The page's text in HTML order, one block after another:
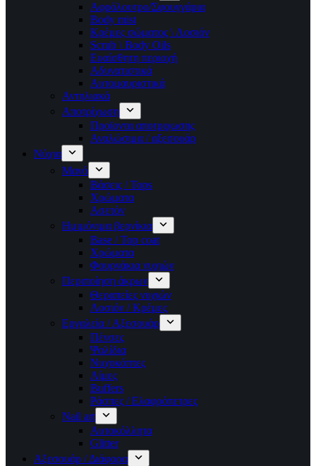
Αφρόλουτρο/Σφουγγάρια
Body mist
Κρέμες σώματος \ Λοσιόν
Scrub \ Body Oils
Ευαίσθητη περιοχή
Αδυνατιστικά
Αυτομαυριστικά
Αντηλιακά
Αποτρίχωση
Προϊοντα αποτριχωσης
Αναλώσιμα / αξεσουάρ
Νύχια
Μανό
Βάσεις / Tops
Χρώματα
Ασετόν
Ημιμόνιμα βερνίκια
Base / Top coat
Χρώματα
Φουρνάκια νυχιών
Περιποίηση άκρων
Θεραπείες νυχιών
Λοσιόν / Κρέμες
Εργαλεία / Αξεσουάρ
Πένσες
Ψαλίδια
Νυχοκόπτες
Λίμες
Buffers
Ράσπες / Ελαφρόπετρες
Nail art
Αυτοκόλλητα
Glitter
Αξεσουάρ / Διάφορα